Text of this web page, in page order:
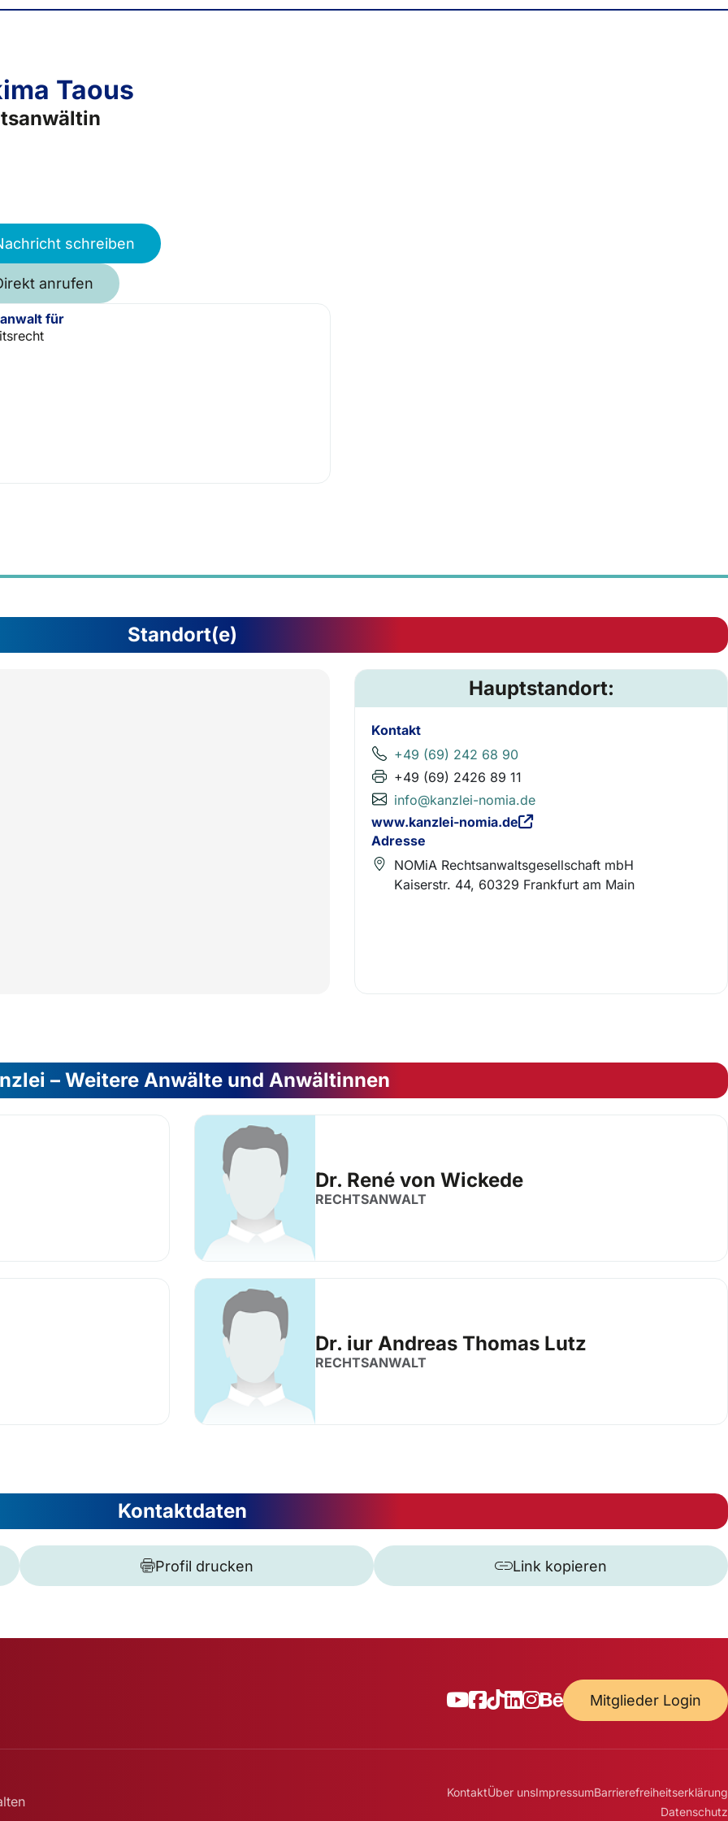
Taous
schreiben
anrufen
für
Standort(e)
Hauptstandort:
Kontakt
+49 (69) 242 68 90
+49 (69) 2426 89 11
info@kanzlei-nomia.de
www.kanzlei-nomia.de
Adresse
NOMiA Rechtsanwaltsgesellschaft mbH
Kaiserstr. 44, 60329 Frankfurt am Main
– Weitere Anwälte und Anwältinnen
Dr. René von Wickede
RECHTSANWALT
Dr. iur Andreas Thomas Lutz
RECHTSANWALT
Kontaktdaten
Profil drucken Link kopieren
Mitglieder Login
KontaktÜber unsImpressumBarrierefreiheitserklärung
Datenschutz